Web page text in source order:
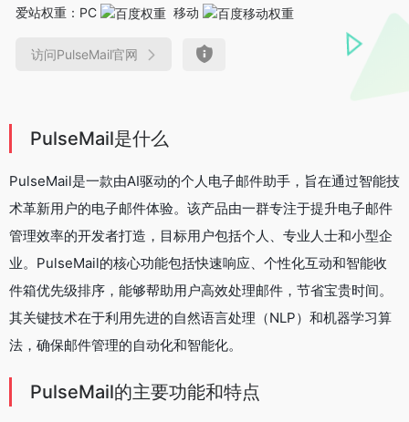
爱站权重： PC 移动
访问PulseMail官网
PulseMail是什么
PulseMail是一款由AI驱动的个人电子邮件助手，旨在通过智能技
术革新用户的电子邮件体验。该产品由一群专注于提升电子邮件
管理效率的开发者打造，目标用户包括个人、专业人士和小型企
业。PulseMail的核心功能包括快速响应、个性化互动和智能收
件箱优先级排序，能够帮助用户高效处理邮件，节省宝贵时间。
其关键技术在于利用先进的自然语言处理（NLP）和机器学习算
法，确保邮件管理的自动化和智能化。
PulseMail的主要功能和特点